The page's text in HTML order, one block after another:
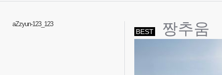
aZzyun-123_123
BEST 짱추움